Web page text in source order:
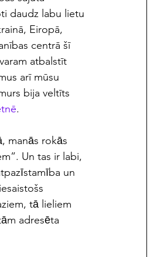
daudz labu lietu
Eiropā,
centrā šī
atbalstīt
arī mūsu
bija veltīts
.
manās rokās
Un tas ir labi,
un
tā lieliem
adresēta